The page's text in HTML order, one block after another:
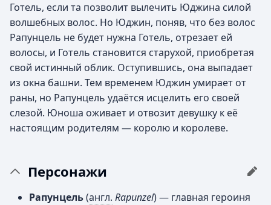
Готель, если та позволит вылечить Юджина силой
волшебных волос. Но Юджин, поняв, что без волос
Рапунцель не будет нужна Готель, отрезает ей
волосы, и Готель становится старухой, приобретая
свой истинный облик. Оступившись, она выпадает
из окна башни. Тем временем Юджин умирает от
раны, но Рапунцель удаётся исцелить его своей
слезой. Юноша оживает и отвозит девушку к её
настоящим родителям — королю и королеве.
Персонажи
Рапунцель(англ. Rapunzel) — главная героиня